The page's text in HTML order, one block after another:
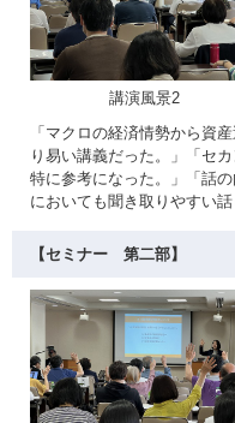
講演風景2
「マクロの経済情勢から資
り易い講義だった。」「セ
特に参考になった。」「話
においても聞き取りやすい
【セミナー 第二部】